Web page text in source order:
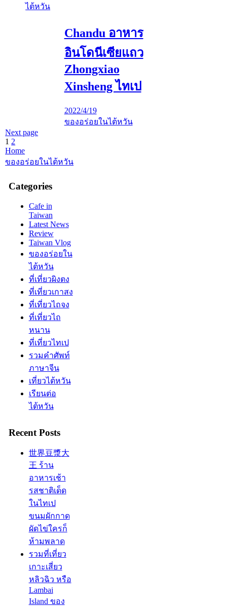
ไต้หวัน
Chandu อาหาร
อินโดนีเซียแถว
Zhongxiao
Xinsheng ไทเป
2022/4/19
ของอร่อยในไต้หวัน
Next page
1 2
Home
ของอร่อยในไต้หวัน
Categories
Cafe in
Taiwan
Latest News
Review
Taiwan Vlog
ของอร่อยใน
ไต้หวัน
ที่เที่ยวผิงตง
ที่เที่ยวเกาสง
ที่เที่ยวไถจง
ที่เที่ยวไถ
หนาน
ที่เที่ยวไทเป
รวมคำศัพท์
ภาษาจีน
เที่ยวไต้หวัน
เรียนต่อ
ไต้หวัน
Recent Posts
世界豆漿大
王 ร้าน
อาหารเช้า
รสชาติเด็ด
ในไทเป
ขนมผักกาด
ผัดไข่ใครก็
ห้ามพลาด
รวมที่เที่ยว
เกาะเสี่ยว
หลิวฉิว หรือ
Lambai
Island ของ